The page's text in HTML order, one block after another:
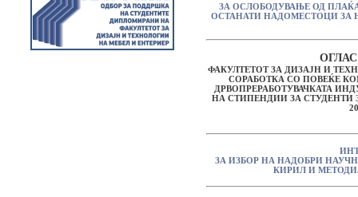
ЗА ОСЛОБОДУВАЊЕ ОД
ОСТАНАТИ НАДОМЕСТОЦИ ЗА
ФАКУЛТЕТОТ ЗА ДИЗАЈН И
СОРАБОТКА СО ПОВЕЌЕ
ДРВОПРЕРАБОТУВАЧКАТА
НА СТИПЕНДИИ ЗА СТУДЕНТИ
ЗА ИЗБОР НА НАДОБРИ
КИРИЛ И